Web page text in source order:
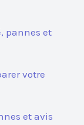
pannes et
votre
et avis